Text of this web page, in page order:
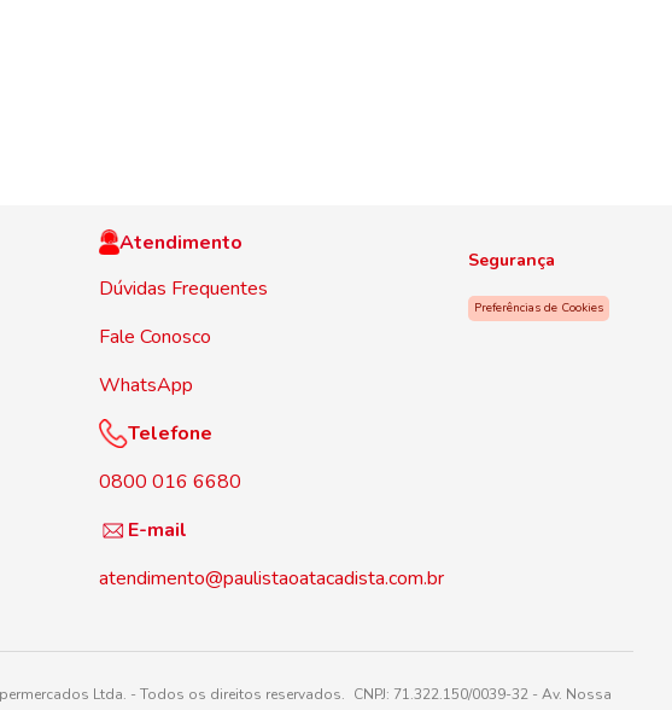
Atendimento
Dúvidas Frequentes
Fale Conosco
WhatsApp
Telefone
0800 016 6680
E-mail
atendimento@paulistaoatacadista.com.br
Segurança
Preferências de Cookies
Ltda. - Todos os direitos reservados. CNPJ: 71.322.150/0039-32 - Av. Nossa